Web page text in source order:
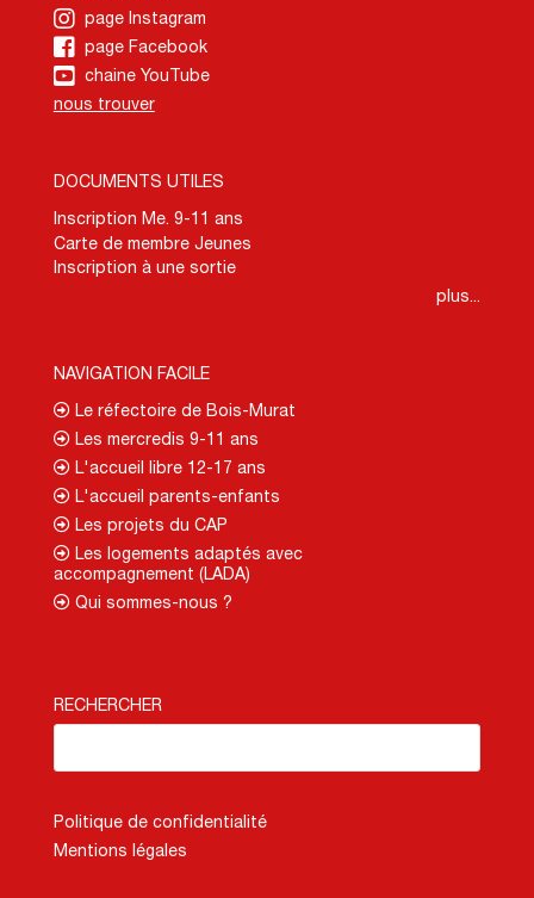
page Instagram
page Facebook
chaine YouTube
nous trouver
DOCUMENTS UTILES
Inscription Me. 9-11 ans
Carte de membre Jeunes
Inscription à une sortie
plus...
NAVIGATION FACILE
Le réfectoire de Bois-Murat
Les mercredis 9-11 ans
L'accueil libre 12-17 ans
L'accueil parents-enfants
Les projets du CAP
Les logements adaptés avec
accompagnement (LADA)
Qui sommes-nous ?
RECHERCHER
Politique de confidentialité
Mentions légales